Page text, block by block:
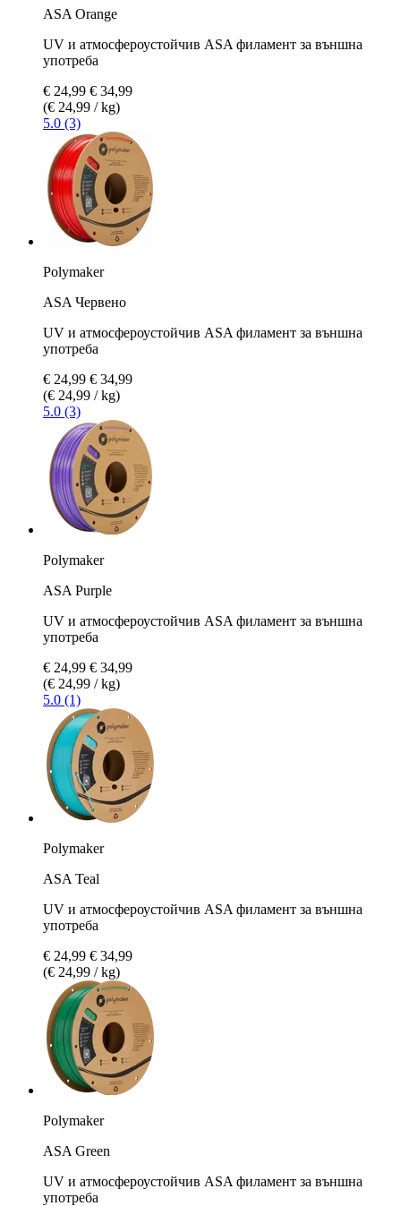
ASA Orange
UV и атмосфероустойчив ASA филамент за външна
употреба
€ 24,99 € 34,99
(€ 24,99 / kg)
5.0 (3)
Polymaker
ASA Червено
UV и атмосфероустойчив ASA филамент за външна
употреба
€ 24,99 € 34,99
(€ 24,99 / kg)
5.0 (3)
Polymaker
ASA Purple
UV и атмосфероустойчив ASA филамент за външна
употреба
€ 24,99 € 34,99
(€ 24,99 / kg)
5.0 (1)
Polymaker
ASA Teal
UV и атмосфероустойчив ASA филамент за външна
употреба
€ 24,99 € 34,99
(€ 24,99 / kg)
Polymaker
ASA Green
UV и атмосфероустойчив ASA филамент за външна
употреба